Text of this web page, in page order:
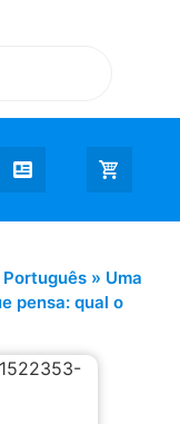
» Uma
pensa: qual o